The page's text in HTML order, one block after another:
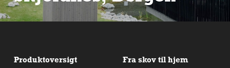
Produktoversigt Fra skov til hjem